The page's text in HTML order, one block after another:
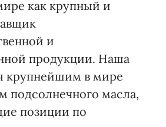
как крупный и
и
продукции. Наша
крупнейшим в мире
подсолнечного масла,
позиции по